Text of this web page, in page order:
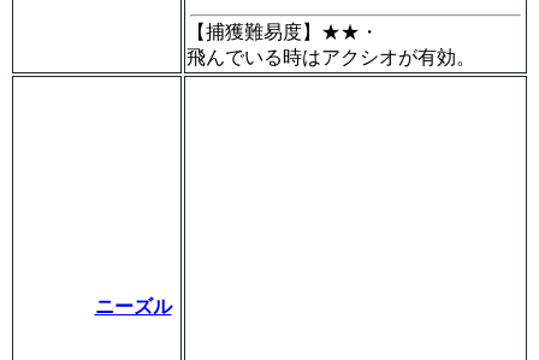
【捕獲難易度】 ★★・
飛んでいる時はアクシオが有効。
ニーズル